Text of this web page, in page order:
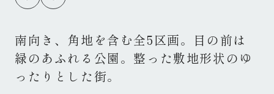
南向き、角地を含む全5区画。目の前は
緑のあふれる公園。整った敷地形状のゆ
ったりとした街。